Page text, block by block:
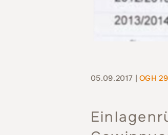
05.09.2017 |OGH